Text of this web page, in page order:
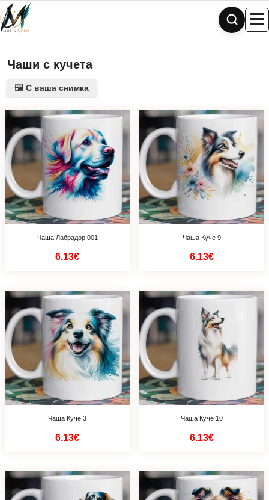
Skip
to
content
Чаши с кучета
🖼️ С ваша снимка
Чаша Лабрадор 001
6.13€
Чаша Куче 9
6.13€
Чаша Куче 3
6.13€
Чаша Куче 10
6.13€